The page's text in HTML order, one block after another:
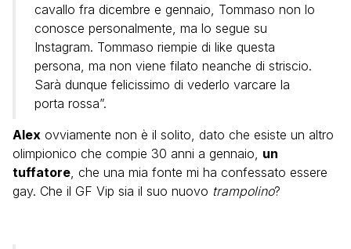
cavallo fra dicembre e gennaio, Tommaso non lo
conosce personalmente, ma lo segue su
Instagram. Tommaso riempie di like questa
persona, ma non viene filato neanche di striscio.
Sarà dunque felicissimo di vederlo varcare la
porta rossa”.
Alex ovviamente non è il solito, dato che esiste un altro
olimpionico che compie 30 anni a gennaio, un
tuffatore , che una mia fonte mi ha confessato essere
gay. Che il GF Vip sia il suo nuovo trampolino?